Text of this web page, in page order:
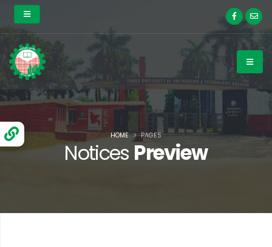
Notices Preview
HOME PAGES